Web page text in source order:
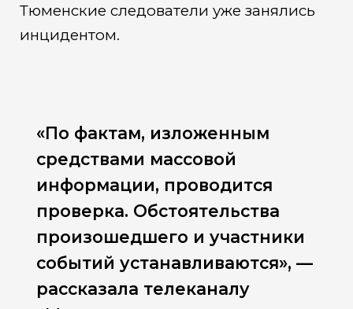
Тюменские следователи уже занялись
инцидентом.
«По фактам, изложенным
средствами массовой
информации, проводится
проверка. Обстоятельства
произошедшего и участники
событий устанавливаются», —
рассказала телеканалу